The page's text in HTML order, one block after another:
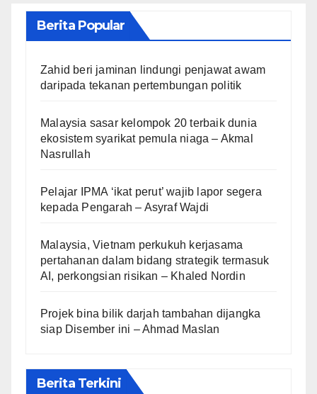
Berita Popular
Zahid beri jaminan lindungi penjawat awam
daripada tekanan pertembungan politik
Malaysia sasar kelompok 20 terbaik dunia
ekosistem syarikat pemula niaga – Akmal
Nasrullah
Pelajar IPMA ‘ikat perut’ wajib lapor segera
kepada Pengarah – Asyraf Wajdi
Malaysia, Vietnam perkukuh kerjasama
pertahanan dalam bidang strategik termasuk
AI, perkongsian risikan – Khaled Nordin
Projek bina bilik darjah tambahan dijangka
siap Disember ini – Ahmad Maslan
Berita Terkini